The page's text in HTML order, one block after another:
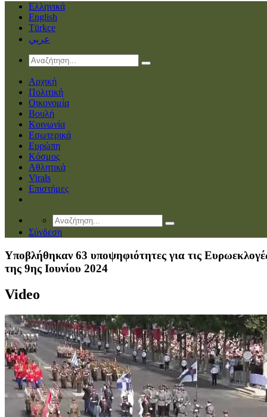
Ελληνικά
English
Türkçe
عربي
Αρχική
Πολιτική
Οικονομία
Βουλή
Κοινωνία
Εσωτερικά
Ευρώπη
Κόσμος
Αθλητικά
Virals
Επιστήμες
Σύνδεση
Υποβλήθηκαν 63 υποψηφιότητες για τις
της 9ης Ιουνίου 2024
Video